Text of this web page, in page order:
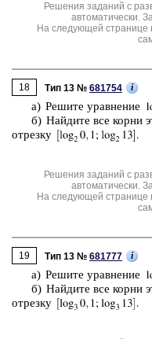
Решения заданий с
автоматически.
На следующей странице
18 Тип 13 № 681754 i
а) Ре­ши­те урав­не­ние
б) Най­ди­те все корни
от­рез­ку
Решения заданий с
автоматически.
На следующей странице
19 Тип 13 № 681777 i
а) Ре­ши­те урав­не­ние
б) Най­ди­те все корни
от­рез­ку